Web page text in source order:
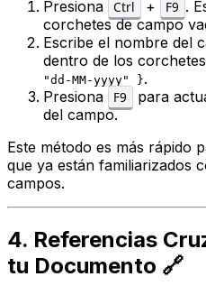
Presiona Ctrl + F9 .
corchetes de campo
Escribe el nombre del
dentro de los
"dd-MM-yyyy" }.
Presiona
F9
para
del campo.
Este método es más rápido
que ya están familiarizados
campos.
4. Referencias
tu Documento 🔗